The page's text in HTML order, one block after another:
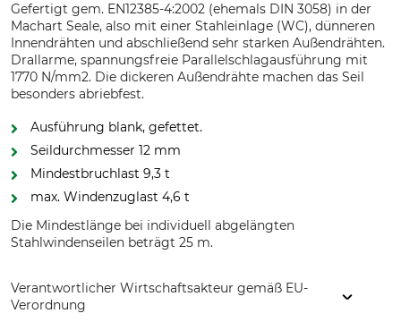
Gefertigt gem. EN12385-4:2002 (ehemals DIN 3058) in der
Machart Seale, also mit einer Stahleinlage (WC), dünneren
Innendrähten und abschließend sehr starken Außendrähten.
Drallarme, spannungsfreie Parallelschlagausführung mit
1770 N/mm2. Die dickeren Außendrähte machen das Seil
besonders abriebfest.
Ausführung blank, gefettet.
Seildurchmesser 12 mm
Mindestbruchlast 9,3 t
max. Windenzuglast 4,6 t
Die Mindestlänge bei individuell abgelängten
Stahlwindenseilen beträgt 25 m.
Verantwortlicher Wirtschaftsakteur gemäß EU-
Verordnung